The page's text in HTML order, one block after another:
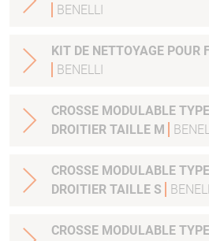
BENELLI
KIT DE NETTOYAGE
BENELLI
CROSSE MODULABLE
DROITIER TAILLE M
CROSSE MODULABLE
DROITIER TAILLE S
CROSSE MODULABLE